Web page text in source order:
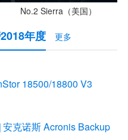
No.2 Sierra（美国）
年度 更多
18500/18800 V3
克诺斯 Acronis Backup